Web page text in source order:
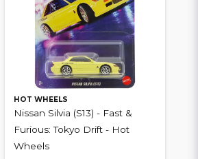
HOT WHEELS
Nissan Silvia (S13) - Fast &
Furious: Tokyo Drift - Hot
Wheels